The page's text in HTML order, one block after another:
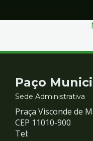
Contato
e
Redes
Paço
Sede Administrativa
Praça Visconde de
CEP 11010-900
Tel: